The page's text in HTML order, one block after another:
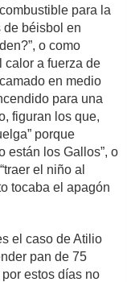
para la
béisbol en
o como
calor a fuerza de
en medio
para una
figuran los que,
porque
están los Gallos”, o
el niño al
tocaba el apagón
el caso de Atilio
pan de 75
estos días no